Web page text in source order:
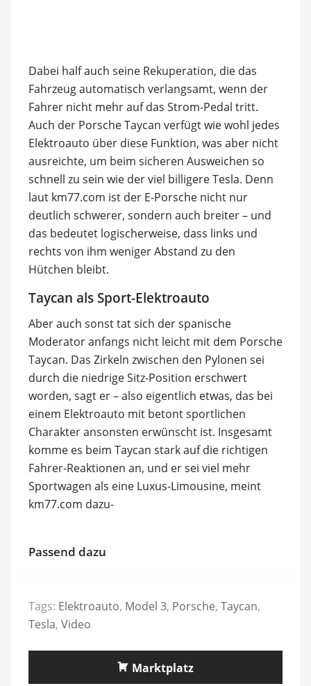
Dabei half auch seine Rekuperation, die das
Fahrzeug automatisch verlangsamt, wenn der
Fahrer nicht mehr auf das Strom-Pedal tritt.
Auch der Porsche Taycan verfügt wie wohl jedes
Elektroauto über diese Funktion, was aber nicht
ausreichte, um beim sicheren Ausweichen so
schnell zu sein wie der viel billigere Tesla. Denn
laut km77.com ist der E-Porsche nicht nur
deutlich schwerer, sondern auch breiter – und
das bedeutet logischerweise, dass links und
rechts von ihm weniger Abstand zu den
Hütchen bleibt.
Taycan als Sport-Elektroauto
Aber auch sonst tat sich der spanische
Moderator anfangs nicht leicht mit dem Porsche
Taycan. Das Zirkeln zwischen den Pylonen sei
durch die niedrige Sitz-Position erschwert
worden, sagt er – also eigentlich etwas, das bei
einem Elektroauto mit betont sportlichen
Charakter ansonsten erwünscht ist. Insgesamt
komme es beim Taycan stark auf die richtigen
Fahrer-Reaktionen an, und er sei viel mehr
Sportwagen als eine Luxus-Limousine, meint
km77.com dazu-
Passend dazu
Tags: Elektroauto, Model 3, Porsche, Taycan,
Tesla, Video
Marktplatz